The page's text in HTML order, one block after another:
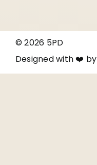
© 2026 5PD
Designed with ❤️ by